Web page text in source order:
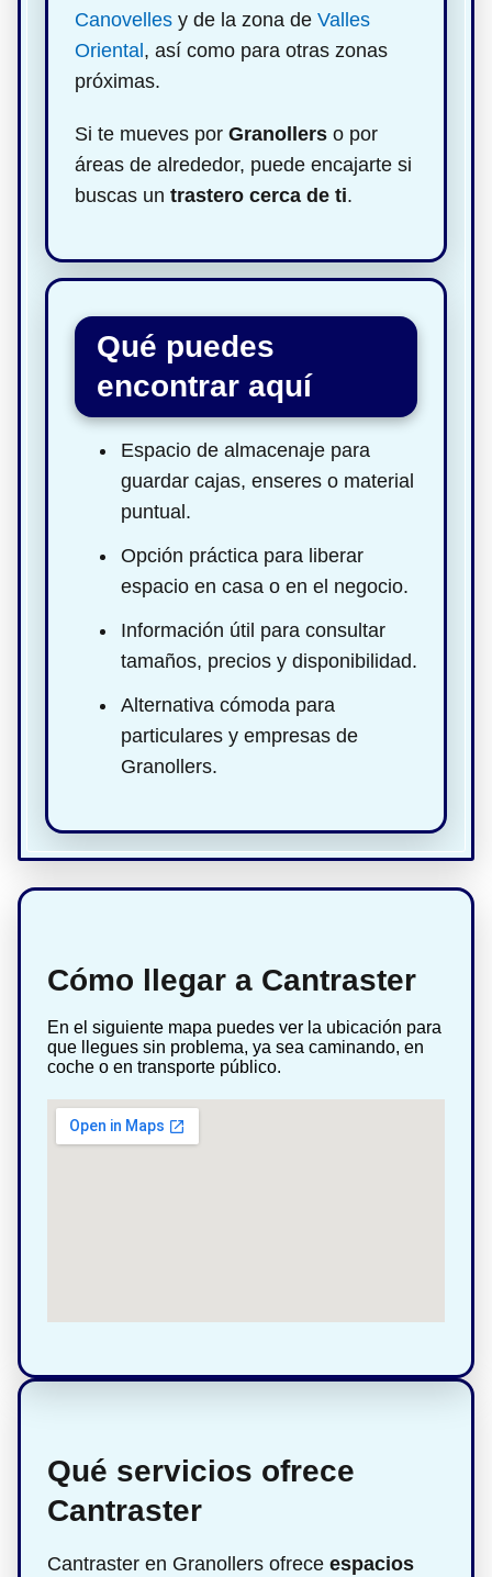
Canovelles y de la zona de Valles
Oriental, así como para otras zonas
próximas.
Si te mueves por Granollers o por
áreas de alrededor, puede encajarte si
buscas un trastero cerca de ti.
Qué puedes
encontrar aquí
Espacio de almacenaje para
guardar cajas, enseres o material
puntual.
Opción práctica para liberar
espacio en casa o en el negocio.
Información útil para consultar
tamaños, precios y disponibilidad.
Alternativa cómoda para
particulares y empresas de
Granollers.
Cómo llegar a Cantraster
En el siguiente mapa puedes ver la ubicación para
que llegues sin problema, ya sea caminando, en
coche o en transporte público.
Qué servicios ofrece
Cantraster
Cantraster en Granollers ofrece espacios